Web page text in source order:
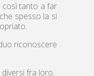
così tanto a far
spesso la si
riconoscere
fra loro.